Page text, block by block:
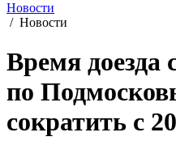
Новости
/ Новости
Время
по
сократить с